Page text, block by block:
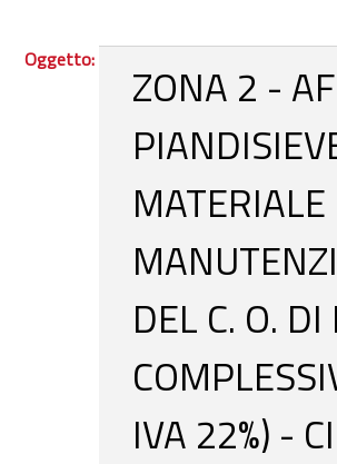
Oggetto:
ZONA 2 -
DEL C. O.
IVA 22%) -